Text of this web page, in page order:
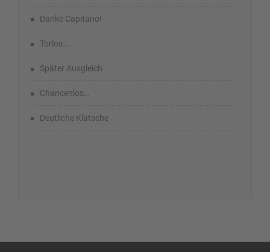
Danke Capitano!
Torlos….
Später Ausgleich
Chancenlos…
Deutliche Klatsche